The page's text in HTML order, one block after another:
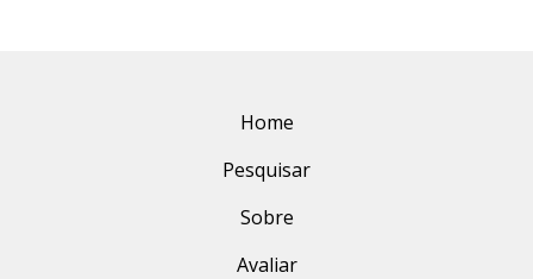
Home
Pesquisar
Sobre
Avaliar